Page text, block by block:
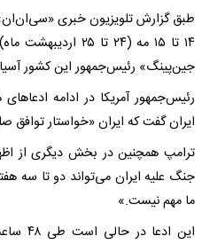
طبق گزارش تلویزیون خبری
۱۴ تا ۱۵ مه (۲۴ تا
جین‌پینگ» رئیس‌جمهور این کشور
رئیس‌جمهور آمریکا در ادامه
ایران گفت که ایران «خواستار
ترامپ همچنین در بخش دیگری از
جنگ علیه ایران می‌تواند دو تا سه
ما مهم نیست.»
این